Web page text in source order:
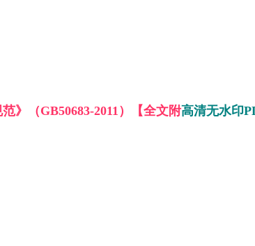
》（GB50683-2011）【全文附高清无水印